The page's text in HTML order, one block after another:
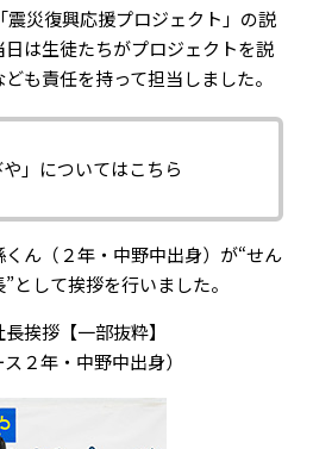
震災復興応援プロジェクト」の説
は生徒たちがプロジェクトを説
も責任を持って担当しました。
や」についてはこちら
ん（２年・中野中出身）が“せん
として挨拶を行いました。
挨拶【一部抜粋】
２年・中野中出身）